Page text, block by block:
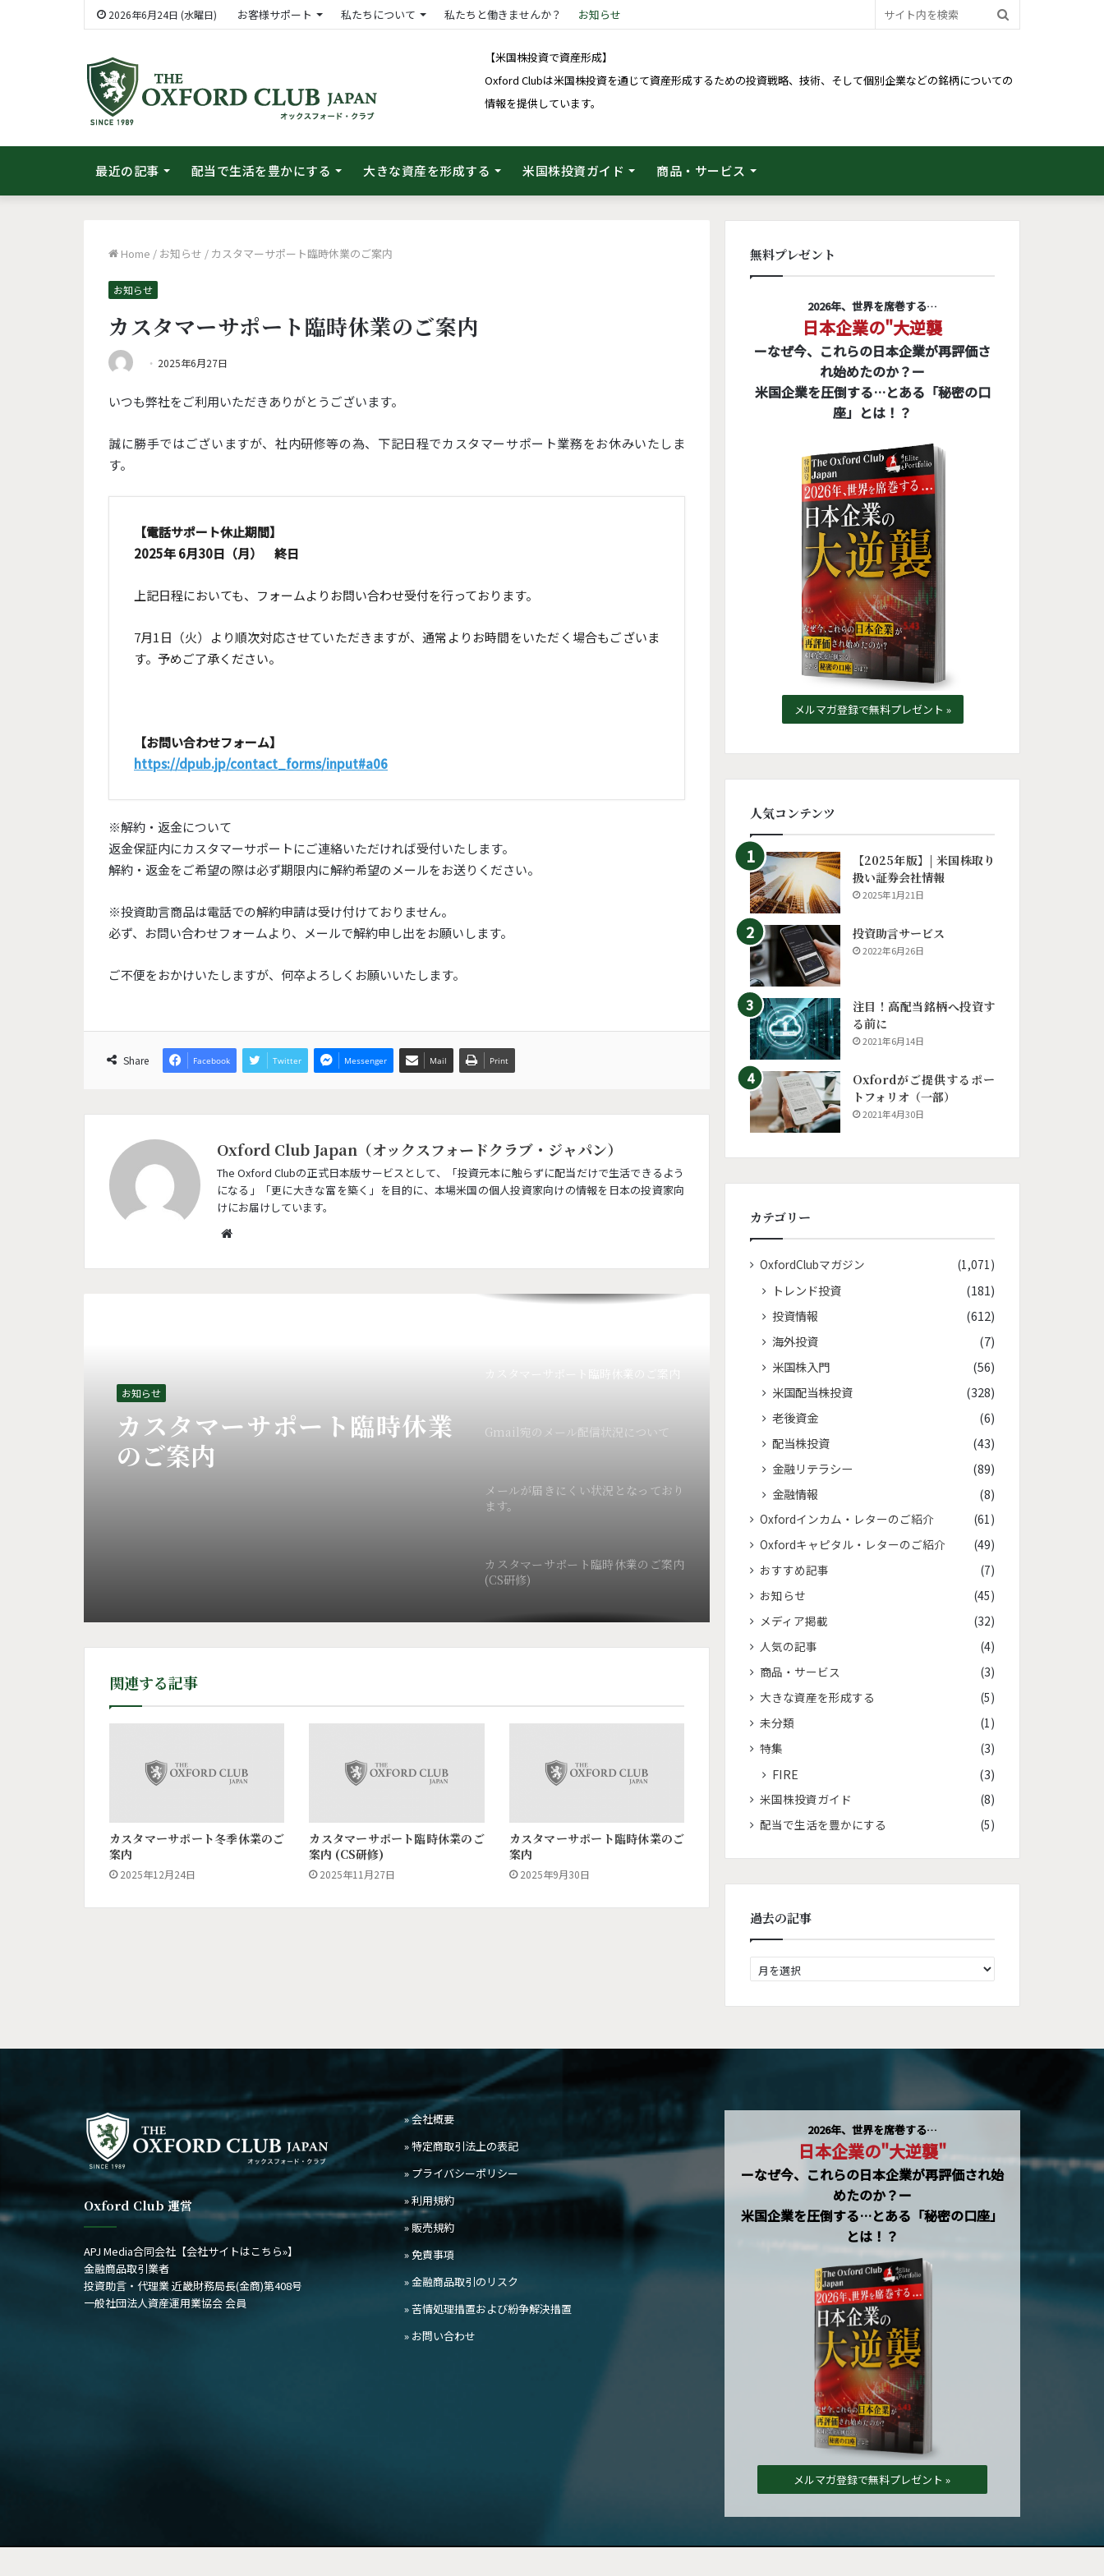
2026年6月24日 (水曜日) お客様サポート 私たちについて 私たちと働きませんか？ お知らせ
【米国株投資で資産形成】
Oxford Clubは米国株投資を通じて資産形成するための投資戦略、技術、そして個別企業などの銘柄についての
情報を提供しています。
最近の記事 配当で生活を豊かにする 大きな資産を形成する 米国株投資ガイド 商品・サービス
Home / お知らせ / カスタマーサポート臨時休業のご案内
お知らせ
カスタマーサポート臨時休業のご案内
2025年6月27日
いつも弊社をご利用いただきありがとうございます。
誠に勝手ではございますが、社内研修等の為、下記日程でカスタマーサポート業務をお休みいたしま
す。
【電話サポート休止期間】
2025年 6月30日（月） 終日
上記日程においても、フォームよりお問い合わせ受付を行っております。
7月1日（火）より順次対応させていただきますが、通常よりお時間をいただく場合もございま
す。予めご了承ください。
【お問い合わせフォーム】
https://dpub.jp/contact_forms/input#a06
※解約・返金について
返金保証内にカスタマーサポートにご連絡いただければ受付いたします。
解約・返金をご希望の際は必ず期限内に解約希望のメールをお送りください。
※投資助言商品は電話での解約申請は受け付けておりません。
必ず、お問い合わせフォームより、メールで解約申し出をお願いします。
ご不便をおかけいたしますが、何卒よろしくお願いいたします。
Share Facebook Twitter Messenger Mail Print
Oxford Club Japan（オックスフォードクラブ・ジャパン）
The Oxford Clubの正式日本版サービスとして、「投資元本に触らずに配当だけで生活できるよう
になる」「更に大きな富を築く」を目的に、本場米国の個人投資家向けの情報を日本の投資家向
けにお届けしています。
W
b
お知らせ
カスタマーサポート臨時休業
のご案内
カスタマーサポート臨時休業のご案内
メールが届きにくい状況となっており
ます。
カスタマーサポートゴールデンウィー
Gmail宛のメール配信状況について
メールが届きにくい状況となっており
ます。
カスタマーサポート臨時休業のご案内
(CS研修)
カスタマーサポート臨時休業のご案内
Gmail宛のメール配信状況について
メールが届きにくい状況となっており
ます。
関連する記事
カスタマーサポート冬季休業のご
案内
2025年12月24日
カスタマーサポート臨時休業のご
案内 (CS研修)
2025年11月27日
カスタマーサポート臨時休業のご
案内
2025年9月30日
無料プレゼント
2026年、世界を席巻する…
日本企業の"大逆襲
ーなぜ今、これらの日本企業が再評価さ
れ始めたのか？ー
米国企業を圧倒する…とある「秘密の口
座」とは！？
メルマガ登録で無料プレゼント »
人気コンテンツ
【2025年版】| 米国株取り
扱い証券会社情報
2025年1月21日
投資助言サービス
2022年6月26日
注目！高配当銘柄へ投資す
る前に
2021年6月14日
Oxfordがご提供するポー
トフォリオ（一部）
2021年4月30日
カテゴリー
OxfordClubマガジン (1,071)
トレンド投資
(181)
投資情報
(612)
海外投資
(7)
米国株入門
(56)
米国配当株投資
(328)
老後資金
(6)
配当株投資
(43)
金融リテラシー
(89)
金融情報
(8)
Oxfordインカム・レターのご紹介
(61)
Oxfordキャピタル・レターのご紹介
(49)
おすすめ記事
(7)
お知らせ
(45)
メディア掲載
(32)
人気の記事
(4)
商品・サービス
(3)
大きな資産を形成する
(5)
未分類
(1)
特集
(3)
FIRE (3)
米国株投資ガイド
(8)
配当で生活を豊かにする
(5)
過去の記事
過
去
Oxford Club 運営
APJ Media合同会社 【会社サイトはこちら»】
金融商品取引業者
投資助言・代理業 近畿財務局長(金商)第408号
一般社団法人資産運用業協会 会員
» 会社概要
» 特定商取引法上の表記
» プライバシーポリシー
» 利用規約
» 販売規約
» 免責事項
» 金融商品取引のリスク
» 苦情処理措置および紛争解決措置
» お問い合わせ
2026年、世界を席巻する…
日本企業の"大逆襲"
ーなぜ今、これらの日本企業が再評価され始
めたのか？ー
米国企業を圧倒する…とある「秘密の口座」
とは！？
メルマガ登録で無料プレゼント »